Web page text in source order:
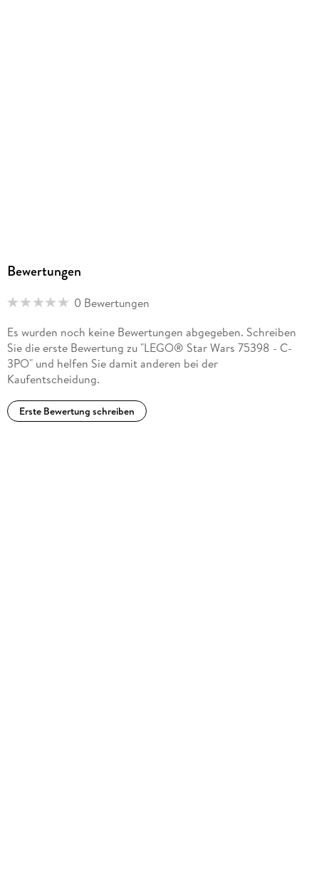
Bewertungen
0 Bewertungen
Es wurden noch keine Bewertungen abgegeben. Schreiben
Sie die erste Bewertung zu "LEGO® Star Wars 75398 - C-
3PO" und helfen Sie damit anderen bei der
Kaufentscheidung.
Erste Bewertung schreiben